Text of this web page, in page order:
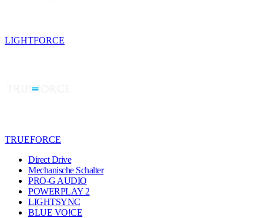
LIGHTFORCE
TRUEFORCE
Direct Drive
Mechanische Schalter
PRO-G AUDIO
POWERPLAY 2
LIGHTSYNC
BLUE VO!CE